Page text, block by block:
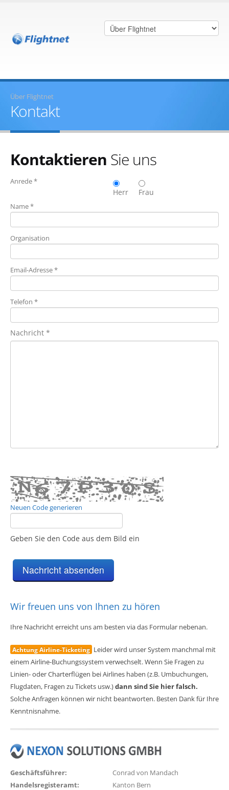
Über Flightnet
Kontakt
Kontaktieren Sie uns
Anrede *
Herr Frau
Name *
Organisation
Email-Adresse *
Telefon *
Nachricht *
Neuen Code generieren
Geben Sie den Code aus dem Bild ein
Wir freuen uns von Ihnen zu hören
Ihre Nachricht erreicht uns am besten via das Formular nebenan.
Achtung Airline-Ticketing Leider wird unser System manchmal mit
einem Airline-Buchungssystem verwechselt. Wenn Sie Fragen zu
Linien- oder Charterflügen bei Airlines haben (z.B. Umbuchungen,
Flugdaten, Fragen zu Tickets usw.)dann sind Sie hier falsch.
Solche Anfragen können wir nicht beantworten. Besten Dank für Ihre
Kenntnisnahme.
Geschäftsführer:
Conrad von Mandach
Handelsregisteramt:
Kanton Bern